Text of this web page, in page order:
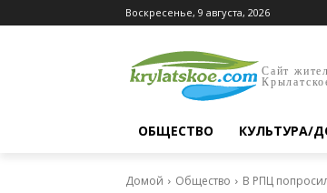
Воскресенье, 9 августа, 2026
Сайт
ОБЩЕСТВО КУЛЬТУРА/
Домой Общество В РПЦ